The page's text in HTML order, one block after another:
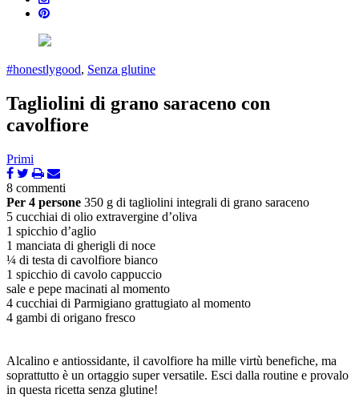
#honestlygood, Senza glutine
Tagliolini di grano saraceno con
cavolfiore
Primi
8 commenti
Per 4 persone 350 g di tagliolini integrali di grano saraceno
5 cucchiai di olio extravergine d’oliva
1 spicchio d’aglio
1 manciata di gherigli di noce
¼ di testa di cavolfiore bianco
1 spicchio di cavolo cappuccio
sale e pepe macinati al momento
4 cucchiai di Parmigiano grattugiato al momento
4 gambi di origano fresco
Alcalino e antiossidante, il cavolfiore ha mille virtù benefiche, ma
soprattutto è un ortaggio super versatile. Esci dalla routine e provalo
in questa ricetta senza glutine!